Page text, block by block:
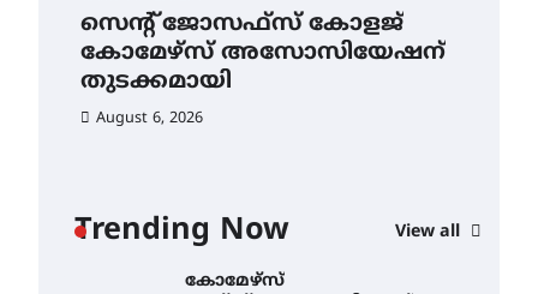
സെന്റ് ജോസഫ്സ് കോളജ്
കോമേഴ്‌സ് അസോസിയേഷന്
തുടക്കമായി
August 6, 2026
Trending Now View all
മെഡിക്കൽ ക്യാമ്പ്
August 5, 2026
August 6, 2026
കോമേഴ്സ്